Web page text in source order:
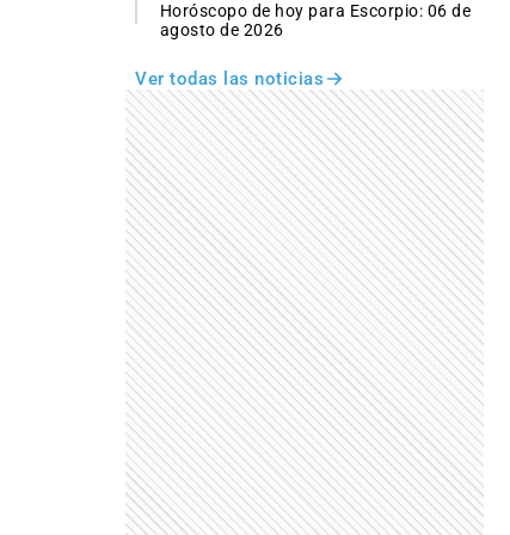
Horóscopo de hoy para Escorpio: 06 de
agosto de 2026
Ver todas las noticias